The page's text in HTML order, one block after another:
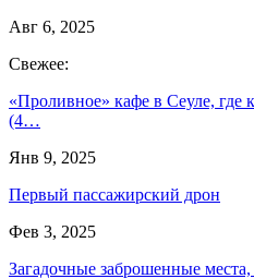
Авг 6, 2025
Свежее:
«Проливное» кафе в Сеуле,
(4…
Янв 9, 2025
Первый пассажирский дрон
Фев 3, 2025
Загадочные заброшенные